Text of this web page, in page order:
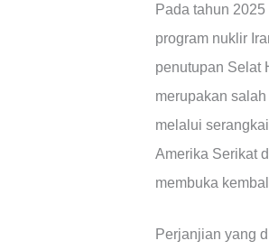
Pada tahun
program nuklir
penutupan Selat
merupakan
melalui
Amerika Serikat
membuka
Perjanjian yang